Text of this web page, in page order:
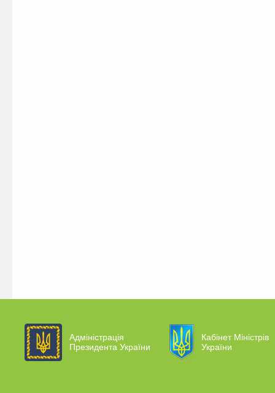
Адміністрація
Президента України
Кабінет Міністрів
України